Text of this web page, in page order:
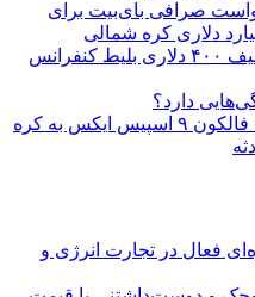
صرافی بای‌بیت برای
فرصت استثنایی: دریافت تخفیف ۴۰۰ دلاری بلیط کنفرانس
دارد؟
برخورد قطعه غیرفعال راکت فالکون ۹ اسپیس ایکس به کره
فعال در تجارت انرژی و